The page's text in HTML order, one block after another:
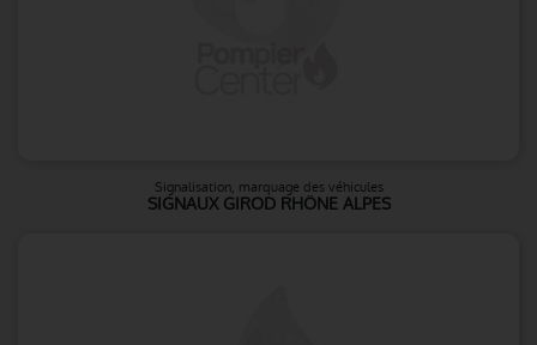
Signalisation, marquage des véhicules
SIGNAUX GIROD RHÔNE ALPES